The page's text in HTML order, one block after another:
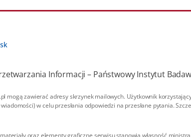
Informacji – Państwowy Instytut
mogą zawierać adresy skrzynek mailowych. Użytkownik
w celu przesłania odpowiedzi na przesłane pytania.
oraz elementy graficzne serwisu stanowią własność